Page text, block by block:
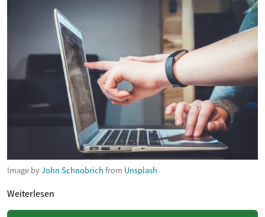
Image byJohn Schnobrich from Unsplash
Weiterlesen